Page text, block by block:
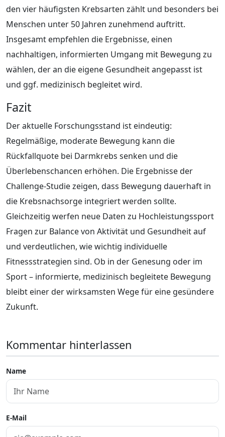
den vier häufigsten Krebsarten zählt und besonders bei
Menschen unter 50 Jahren zunehmend auftritt.
Insgesamt empfehlen die Ergebnisse, einen
nachhaltigen, informierten Umgang mit Bewegung zu
wählen, der an die eigene Gesundheit angepasst ist
und ggf. medizinisch begleitet wird.
Fazit
Der aktuelle Forschungsstand ist eindeutig:
Regelmäßige, moderate Bewegung kann die
Rückfallquote bei Darmkrebs senken und die
Überlebenschancen erhöhen. Die Ergebnisse der
Challenge-Studie zeigen, dass Bewegung dauerhaft in
die Krebsnachsorge integriert werden sollte.
Gleichzeitig werfen neue Daten zu Hochleistungssport
Fragen zur Balance von Aktivität und Gesundheit auf
und verdeutlichen, wie wichtig individuelle
Fitnessstrategien sind. Ob in der Genesung oder im
Sport – informierte, medizinisch begleitete Bewegung
bleibt einer der wirksamsten Wege für eine gesündere
Zukunft.
Kommentar hinterlassen
Name
E-Mail